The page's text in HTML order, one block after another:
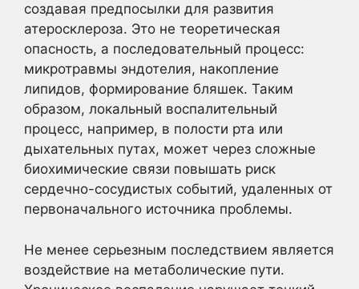
создавая предпосылки для развития
атеросклероза. Это не теоретическая
опасность, а последовательный процесс:
микротравмы эндотелия, накопление
липидов, формирование бляшек. Таким
образом, локальный воспалительный
процесс, например, в полости рта или
дыхательных путах, может через сложные
биохимические связи повышать риск
сердечно-сосудистых событий, удаленных от
первоначального источника проблемы.
Не менее серьезным последствием является
воздействие на метаболические пути.